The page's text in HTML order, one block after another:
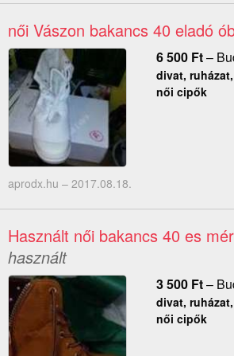
női Vászon bakancs 40 eladó
6 500 Ft–
divat,
női cipők
aprodx.hu – 2017.08.18.
Használt női bakancs 40 es
használt
3 500 Ft–
divat,
női cipők